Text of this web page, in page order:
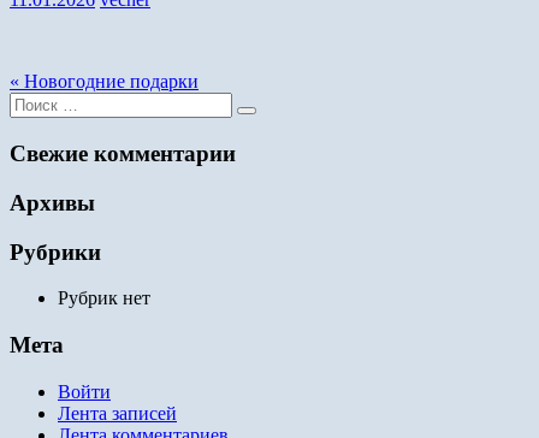
Навигация
по
записям
« Новогодние подарки
Поиск
для:
Свежие комментарии
Архивы
Рубрики
Рубрик нет
Мета
Войти
Лента записей